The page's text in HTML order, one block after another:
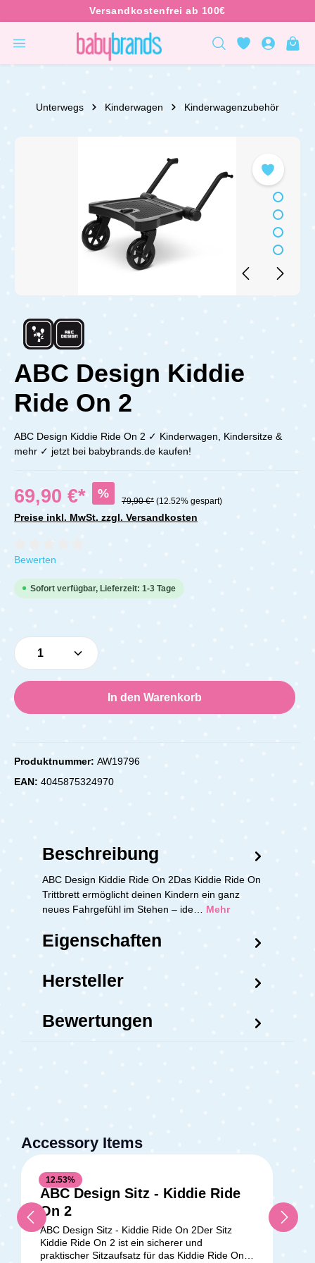
Unterwegs Kinderwagen Kinderwagenzubehör
ABC Design Kiddie
Ride On 2
ABC Design Kiddie Ride On 2 ✓ Kinderwagen, Kindersitze &
mehr ✓ jetzt bei babybrands.de kaufen!
69,90 €* %
79,90 €* (12.52% gespart)
Preise inkl. MwSt. zzgl. Versandkosten
Durchschnittliche Bewertung von 0 von 5 Sternen
Bewerten
Sofort verfügbar, Lieferzeit: 1-3 Tage
Produkt Anzahl: Gib den gewünschten
In den Warenkorb
Produktnummer: AW19796
EAN: 4045875324970
Beschreibung
ABC Design Kiddie Ride On 2Das Kiddie Ride On
Trittbrett ermöglicht deinen Kindern ein ganz
neues Fahrgefühl im Stehen – ide… Mehr
Eigenschaften
Hersteller
Bewertungen
Accessory Items
12.53%
ABC Design Sitz - Kiddie Ride
On 2
ABC Design Sitz - Kiddie Ride On 2Der Sitz
Kiddie Ride On 2 ist ein sicherer und
praktischer Sitzaufsatz für das Kiddie Ride On